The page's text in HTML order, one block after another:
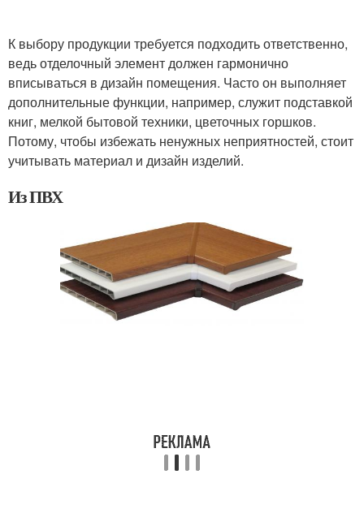
К выбору продукции требуется подходить ответственно,
ведь отделочный элемент должен гармонично
вписываться в дизайн помещения. Часто он выполняет
дополнительные функции, например, служит подставкой
книг, мелкой бытовой техники, цветочных горшков.
Потому, чтобы избежать ненужных неприятностей, стоит
учитывать материал и дизайн изделий.
Из ПВХ